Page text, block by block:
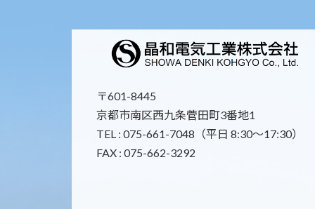
〒601-8445
京都市南区西九条菅田町3番地1
TEL : 075-661-7048（平日 8:30～17:30）
FAX : 075-662-3292